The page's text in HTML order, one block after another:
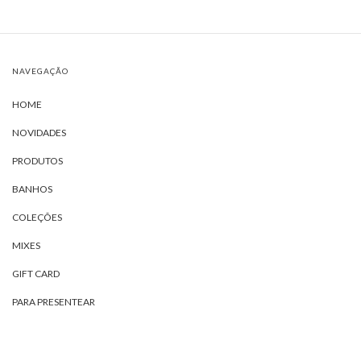
NAVEGAÇÃO
HOME
NOVIDADES
PRODUTOS
BANHOS
COLEÇÕES
MIXES
GIFT CARD
PARA PRESENTEAR